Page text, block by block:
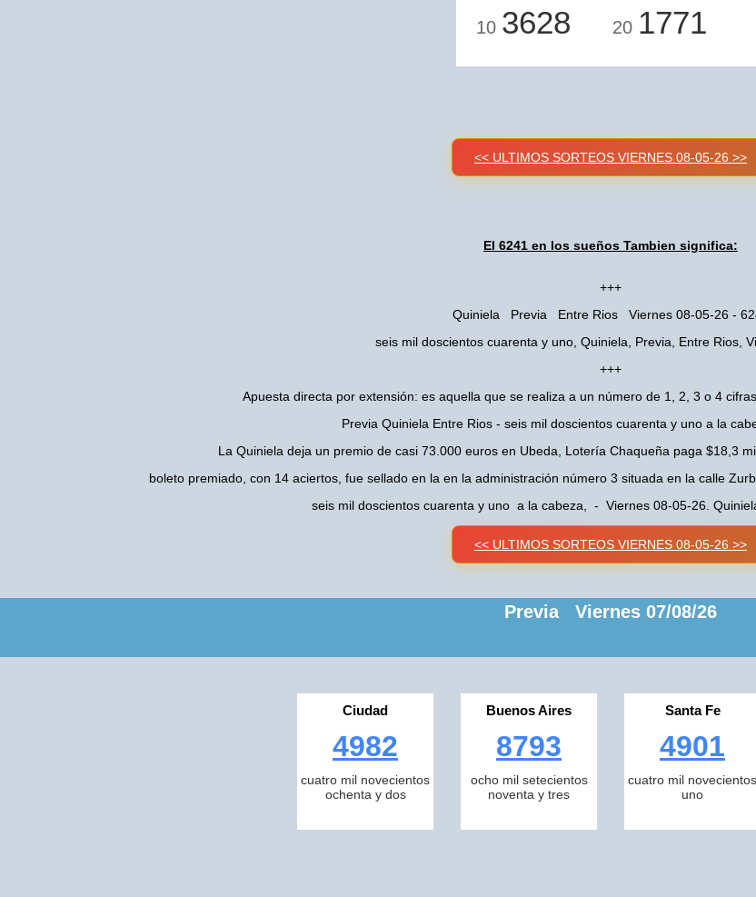
10 3628 20 1771
<< ULTIMOS SORTEOS VIERNES 08-05-26 >>
El 6241 en los sueños Tambien significa:
+++
Quiniela Previa Entre Rios Viernes 08-05-26 -
seis mil doscientos cuarenta y uno, Quiniela, Previa, Entre Rios,
+++
Apuesta directa por extensión: es aquella que se realiza a un número de 1, 2, 3 o 4
Previa Quiniela Entre Rios - seis mil doscientos cuarenta y uno a la
La Quiniela deja un premio de casi 73.000 euros en Ubeda, Lotería Chaqueña paga $18,3
boleto premiado, con 14 aciertos, fue sellado en la en la administración número 3 situada en la calle
seis mil doscientos cuarenta y uno a la cabeza, - Viernes 08-05-26.
<< ULTIMOS SORTEOS VIERNES 08-05-26 >>
Previa Viernes 07/08/26
Ciudad
4982
cuatro mil novecientos
ochenta y dos
Buenos Aires
8793
ocho mil setecientos
noventa y tres
Santa Fe
4901
cuatro mil novecientos
uno